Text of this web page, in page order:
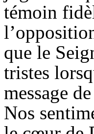
témoin
que le
tristes
message
Nos